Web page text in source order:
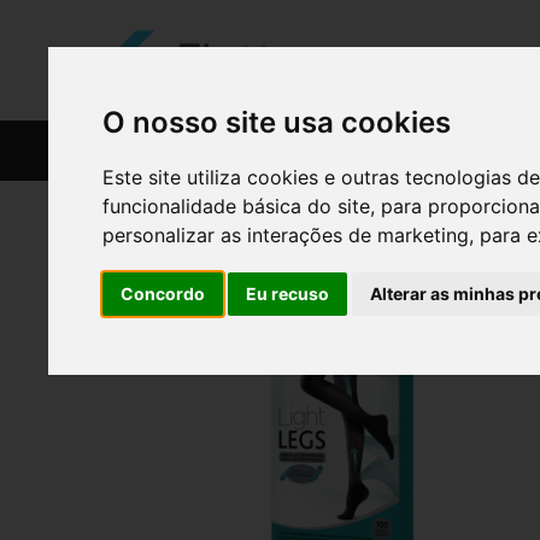
O nosso site usa cookies
Este site utiliza cookies e outras tecnologias
funcionalidade básica do site, para
personalizar as interações de marketing, para
Concordo Eu recuso Alterar as minhas